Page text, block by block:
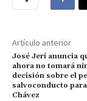
Artículo anterior
José Jerí anuncia
ahora no tomará
decisión sobre el
salvoconducto
Chávez